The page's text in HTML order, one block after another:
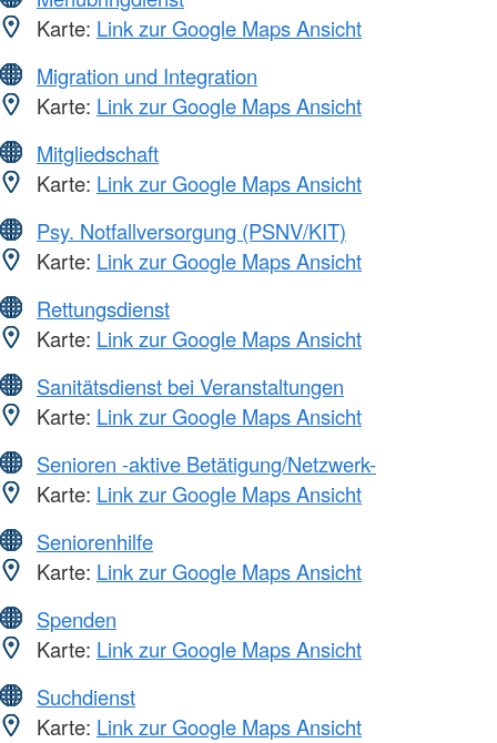
Karte: Link zur Google Maps Ansicht
Migration und Integration
Karte: Link zur Google Maps Ansicht
Mitgliedschaft
Karte: Link zur Google Maps Ansicht
Psy. Notfallversorgung (PSNV/KIT)
Karte: Link zur Google Maps Ansicht
Rettungsdienst
Karte: Link zur Google Maps Ansicht
Sanitätsdienst bei Veranstaltungen
Karte: Link zur Google Maps Ansicht
Senioren -aktive Betätigung/Netzwerk-
Karte: Link zur Google Maps Ansicht
Seniorenhilfe
Karte: Link zur Google Maps Ansicht
Spenden
Karte: Link zur Google Maps Ansicht
Suchdienst
Karte: Link zur Google Maps Ansicht